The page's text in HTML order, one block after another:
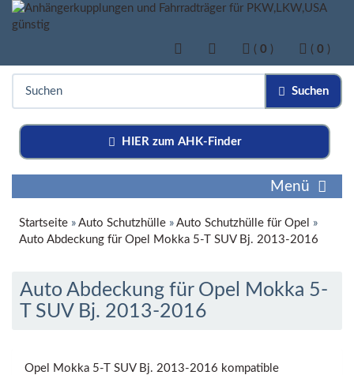
( 0 ) ( 0 )
Suchen
HIER zum AHK-Finder
Menü
Startseite » Auto Schutzhülle » Auto Schutzhülle für Opel »
Auto Abdeckung für Opel Mokka 5-T SUV Bj. 2013-2016
Auto Abdeckung für Opel Mokka 5-
T SUV Bj. 2013-2016
Opel Mokka 5-T SUV Bj. 2013-2016 kompatible